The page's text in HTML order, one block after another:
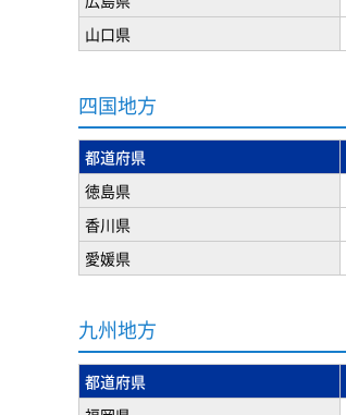
山口県
四国地方
都道府県
徳島県
香川県
愛媛県
九州地方
都道府県